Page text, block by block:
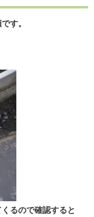
す。
るので確認すると